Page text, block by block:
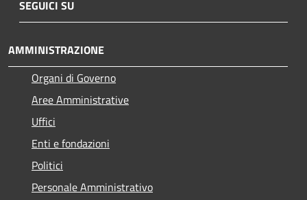
SEGUICI SU
AMMINISTRAZIONE
Organi di Governo
Aree Amministrative
Uffici
Enti e fondazioni
Politici
Personale Amministrativo